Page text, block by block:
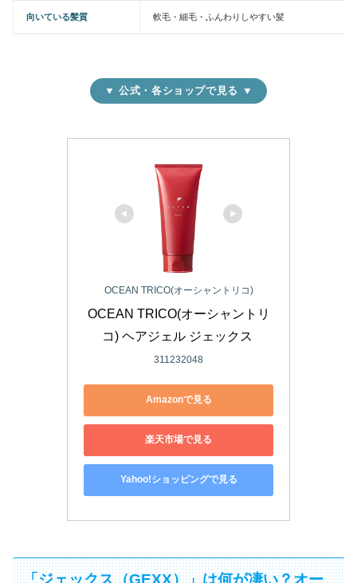
向いている髪質 軟毛・細毛・ふんわりしやすい髪
▼ 公式・各ショップで見る ▼
OCEAN TRICO(オーシャントリコ)
OCEAN TRICO(オーシャントリ
コ) ヘアジェル ジェックス
311232048
Amazonで見る
楽天市場で見る
Yahoo!ショッピングで見る
「ジェックス（GEXX）」は何が凄い？オー